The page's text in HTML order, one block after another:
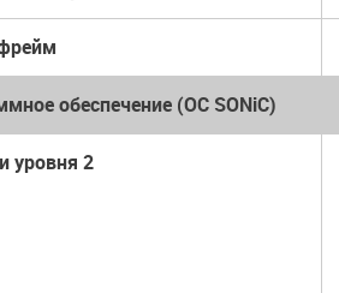
обеспечение (ОС SONiC)
уровня 2